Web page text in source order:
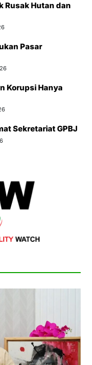
Rusak Hutan dan
Pasar
Korupsi Hanya
Sekretariat GPBJ